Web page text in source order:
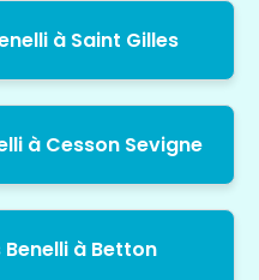
à Saint Gilles
à Cesson Sevigne
à Betton